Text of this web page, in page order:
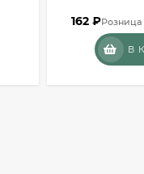
162₽Розница
В